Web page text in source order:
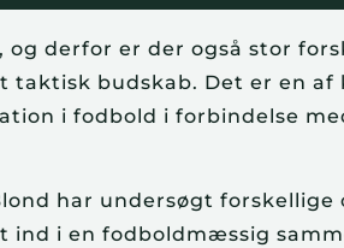
og derfor er der også stor
budskab. Det er en af
i fodbold i forbindelse
har undersøgt
ind i en fodboldmæssig